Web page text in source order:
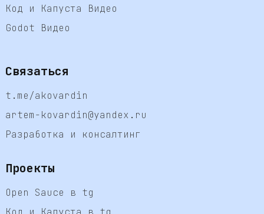
Код и Капуста Видео
Godot Видео
Связаться
t.me/akovardin
artem-kovardin@yandex.ru
Разработка и консалтинг
Проекты
Open Sauce в tg